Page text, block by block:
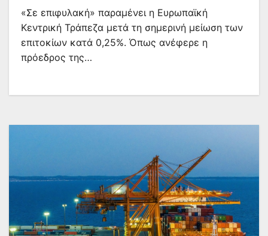
«Σε επιφυλακή» παραμένει η Ευρωπαϊκή
Κεντρική Τράπεζα μετά τη σημερινή μείωση των
επιτοκίων κατά 0,25%. Όπως ανέφερε η
πρόεδρος της…